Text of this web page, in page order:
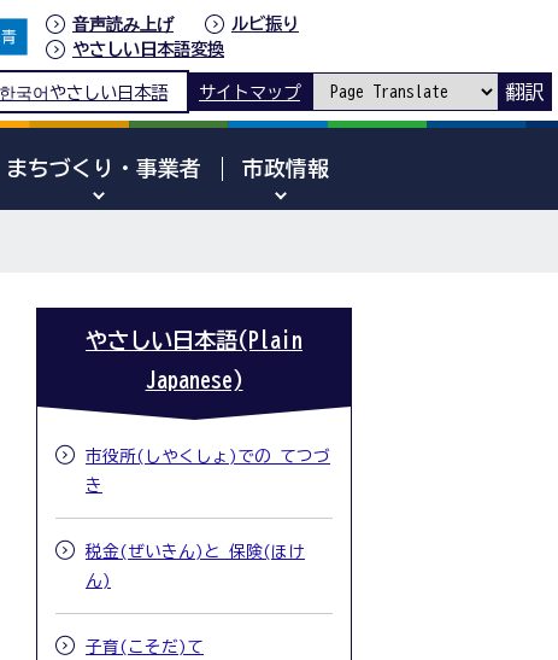
音声読み上げ
ルビ振り
やさしい日本語変換
한국어 やさしい日本語 サイトマップ 翻訳
まちづくり・事業者 市政情報
やさしい日本語(Plain
Japanese)
市役所(しやくしょ)での てつづ
き
税金(ぜいきん)と 保険(ほけ
ん)
子育(こそだ)て